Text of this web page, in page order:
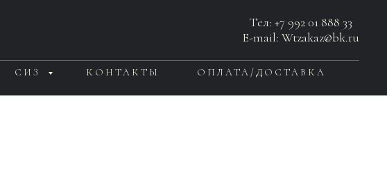
Тел: +7 992 01 888 33
E-mail: Wtzakaz@bk.ru
СИЗ КОНТАКТЫ
ОПЛАТА/ДОСТАВКА